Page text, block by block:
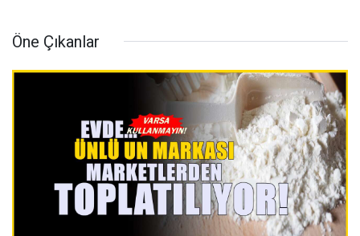
Öne Çıkanlar